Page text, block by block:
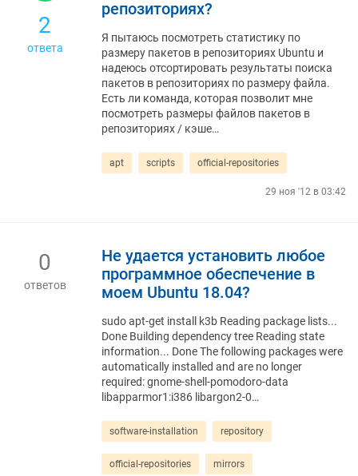
2
ответа
репозиториях?
Я пытаюсь посмотреть статистику по
размеру пакетов в репозиториях Ubuntu и
надеюсь отсортировать результаты поиска
пакетов в репозиториях по размеру файла.
Есть ли команда, которая позволит мне
посмотреть размеры файлов пакетов в
репозиториях / кэше…
apt scripts official-repositories
29 ноя '12 в 03:42
0
ответов
Не удается установить любое
программное обеспечение в
моем Ubuntu 18.04?
sudo apt-get install k3b Reading package lists...
Done Building dependency tree Reading state
information... Done The following packages were
automatically installed and are no longer
required: gnome-shell-pomodoro-data
libapparmor1:i386 libargon2-0…
software-installation repository
official-repositories mirrors